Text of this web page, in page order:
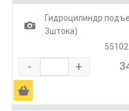
1
Гидроцилиндр
3штока)
- +
Ä